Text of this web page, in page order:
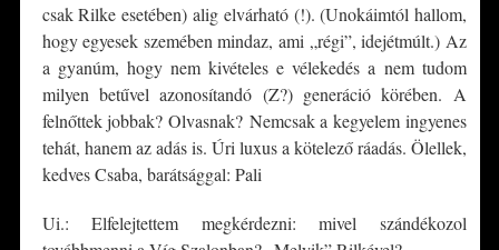
csak Rilke esetében) alig elvárható (!). (Unokáimtól hallom,
hogy egyesek szemében mindaz, ami „régi”, idejétmúlt.) Az
a gyanúm, hogy nem kivételes e vélekedés a nem tudom
milyen betűvel azonosítandó (Z?) generáció körében. A
felnőttek jobbak? Olvasnak? Nemcsak a kegyelem ingyenes
tehát, hanem az adás is. Úri luxus a kötelező ráadás. Ölellek,
kedves Csaba, barátsággal: Pali
Ui.: Elfelejtettem megkérdezni: mivel szándékozol